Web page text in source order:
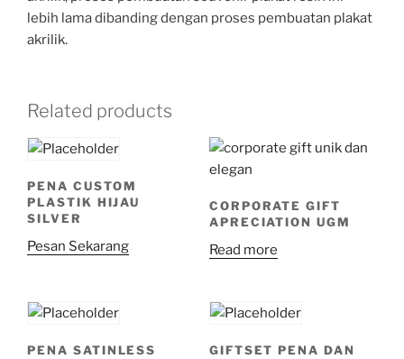
lebih lama dibanding dengan proses pembuatan plakat
akrilik.
Related products
PENA CUSTOM
PLASTIK HIJAU
SILVER
Pesan Sekarang
CORPORATE GIFT
APRECIATION UGM
Read more
PENA SATINLESS
GIFTSET PENA DAN